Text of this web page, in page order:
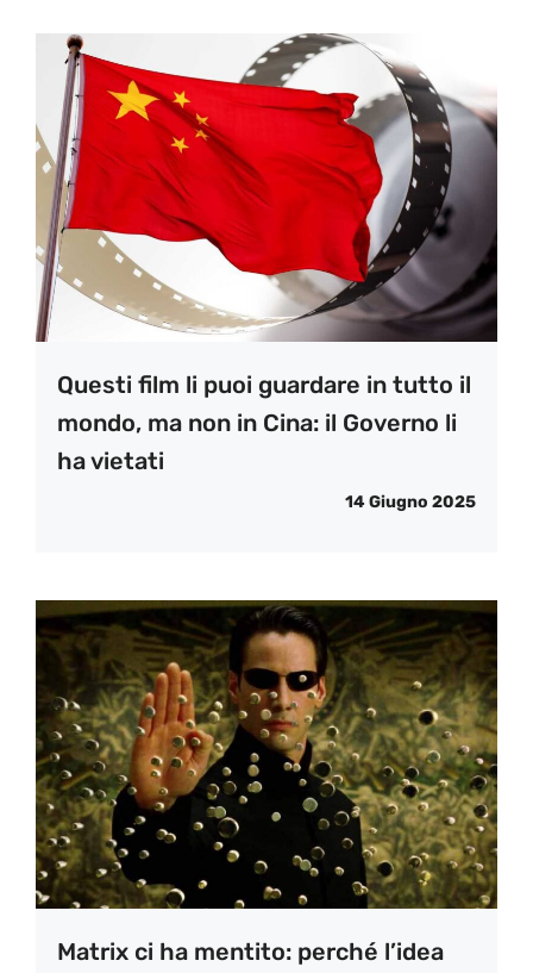
Questi film li puoi guardare in tutto il
mondo, ma non in Cina: il Governo li
ha vietati
14 Giugno 2025
Matrix ci ha mentito: perché l’idea